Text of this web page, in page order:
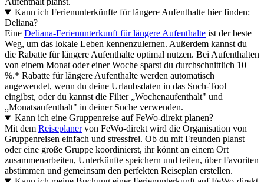
Kann ich Ferienunterkünfte für längere Aufenthalte hier finden:
Deliana?
Eine Deliana-Ferienunterkunft für längere Aufenthalte ist der beste
Weg, um das lokale Leben kennenzulernen. Außerdem kannst du
die Rabatte für längere Aufenthalte optimal nutzen. Bei Aufenthalten
von einem Monat oder einer Woche sparst du durchschnittlich 10
%.* Rabatte für längere Aufenthalte werden automatisch
angewendet, wenn du deine Urlaubsdaten in das Such-Tool
eingibst, oder du kannst die Filter „Wochenaufenthalt" und
„Monatsaufenthalt" in deiner Suche verwenden.
Kann ich eine Gruppenreise auf FeWo-direkt planen?
Mit dem Reiseplanervon FeWo-direkt wird die Organisation von
Gruppenreisen einfach und stressfrei. Ob du mit Freunden planst
oder eine große Gruppe koordinierst, ihr könnt an einem Ort
zusammenarbeiten, Unterkünfte speichern und teilen, über Favoriten
abstimmen und gemeinsam den perfekten Reiseplan erstellen.